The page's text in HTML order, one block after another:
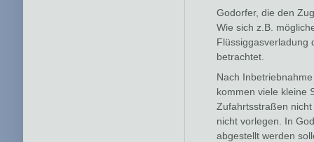
Godorfer, die den
Wie sich z.B.
Flüssiggasverladung
betrachtet.
Nach
kommen viele kleine
Zufahrtsstraßen
nicht vorlegen. In
abgestellt werden